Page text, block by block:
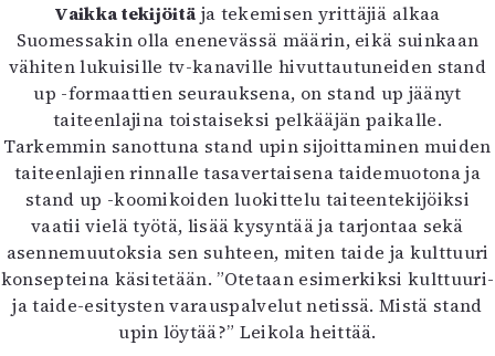
Vaikka tekijöitä ja tekemisen yrittäjiä alkaa
Suomessakin olla enenevässä määrin, eikä suinkaan
vähiten lukuisille tv-kanaville hivuttautuneiden stand
up -formaattien seurauksena, on stand up jäänyt
taiteenlajina toistaiseksi pelkääjän paikalle.
Tarkemmin sanottuna stand upin sijoittaminen muiden
taiteenlajien rinnalle tasavertaisena taidemuotona ja
stand up -koomikoiden luokittelu taiteentekijöiksi
vaatii vielä työtä, lisää kysyntää ja tarjontaa sekä
asennemuutoksia sen suhteen, miten taide ja kulttuuri
konsepteina käsitetään. ”Otetaan esimerkiksi kulttuuri-
ja taide-esitysten varauspalvelut netissä. Mistä stand
upin löytää?” Leikola heittää.